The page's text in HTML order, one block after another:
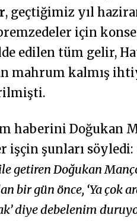
, geçtiğimiz yıl
için
edilen tüm gelir,
mahrum kalmış
haberini Doğukan
işçin şunları söyledi:
getiren Doğukan
bir gün önce, ‘Ya çok
diye debelenim